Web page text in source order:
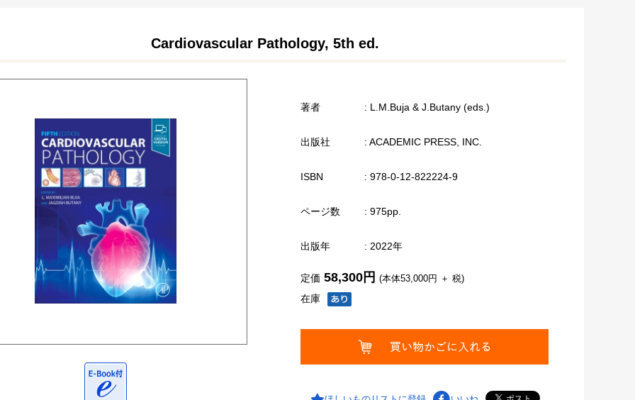
Cardiovascular Pathology, 5th ed.
著者 : L.M.Buja & J.Butany (eds.)
出版社 : ACADEMIC PRESS, INC.
ISBN : 978-0-12-822224-9
ページ数 : 975pp.
出版年 : 2022年
在庫
定価 58,300円 (本体53,000円 ＋ 税)